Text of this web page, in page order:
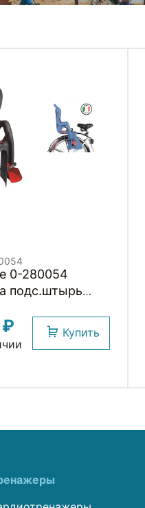
0-280054
подс.штырь
TUV BELLELLI
Купить